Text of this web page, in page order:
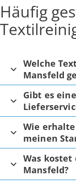
Häufig
Welche
Mansfeld
Gibt es
Wie
meinen
Was
Mansfeld?